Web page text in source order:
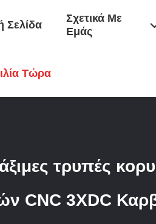
Σελίδα
Σχετικά Με
Εμάς
Τώρα
τρυπές
CNC 3XDC